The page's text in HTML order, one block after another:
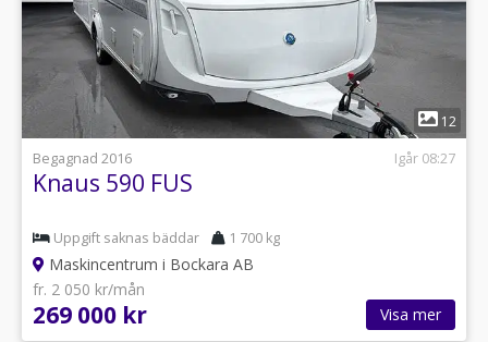
12
Begagnad 2016
Igår 08:27
Knaus 590 FUS
Uppgift saknas bäddar 1 700 kg
Maskincentrum i Bockara AB
fr. 2 050 kr/mån
269 000 kr Visa mer